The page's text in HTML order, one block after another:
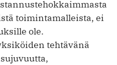
toimintamalleista, ei
ole.
tehtävänä